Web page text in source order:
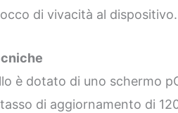
di vivacità al dispositivo.
è dotato di uno schermo
di aggiornamento di